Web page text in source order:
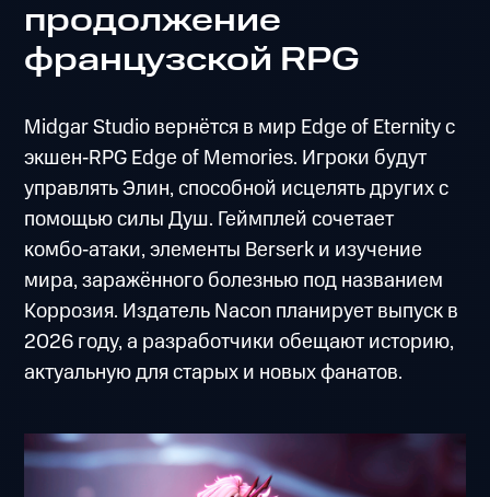
продолжение
французской RPG
Midgar Studio вернётся в мир Edge of Eternity с
экшен‑RPG Edge of Memories. Игроки будут
управлять Элин, способной исцелять других с
помощью силы Душ. Геймплей сочетает
комбо‑атаки, элементы Berserk и изучение
мира, заражённого болезнью под названием
Коррозия. Издатель Nacon планирует выпуск в
2026 году, а разработчики обещают историю,
актуальную для старых и новых фанатов.